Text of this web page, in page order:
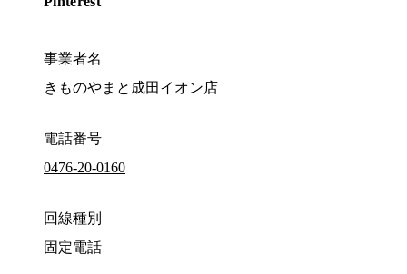
事業者名
きものやまと成田イオン店
電話番号
0476-20-0160
回線種別
固定電話